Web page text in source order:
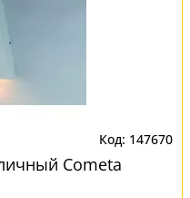
147670
Cometa